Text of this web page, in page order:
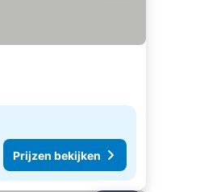
Prijzen bekijken